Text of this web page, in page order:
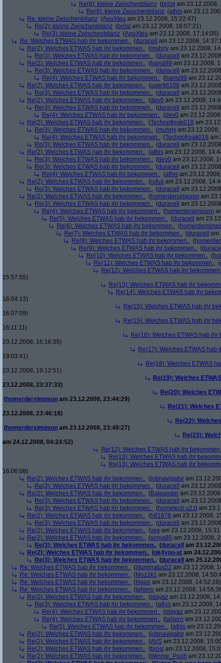
Re(8): kleine Zwischenbilanz (brösl am 23.12.2008,
Re(9): kleine Zwischenbilanz (athis am
Re: kleine Zwischenbilanz (ApuXteu am 23.12.2008, 15:22:47)
Re(2): kleine Zwischenbilanz (brösl am 23.12.2008, 16:07:21)
Re(3): kleine Zwischenbilanz (ApuXteu am 23.12.2008, 17:14:05)
Re: Welches ETWAS hab ihr bekommen.. (duracell
am 23.12.2008,
Re(2): Welches ETWAS hab ihr bekommen.. (muhrly am 23.12.2008,
Re(3): Welches ETWAS hab ihr bekommen.. (duracell
am
Re(2): Welches ETWAS hab ihr bekommen.. (hansi99 am 23.12.2008,
Re(3): Welches ETWAS hab ihr bekommen.. (duracell
am
Re(4): Welches ETWAS hab ihr bekommen.. (hansi99 am
Re(2): Welches ETWAS hab ihr bekommen.. (user96106 am
Re(3): Welches ETWAS hab ihr bekommen.. (duracell
am
Re(2): Welches ETWAS hab ihr bekommen.. (dev0 am 23.12.2008,
Re(3): Welches ETWAS hab ihr bekommen.. (duracell
am
Re(4): Welches ETWAS hab ihr bekommen.. (dev0 am
Re(2): Welches ETWAS hab ihr bekommen.. (Technofreak018 am
Re(3): Welches ETWAS hab ihr bekommen.. (muhrly am
Re(4): Welches ETWAS hab ihr bekommen.. (Technofreak018 am
Re(3): Welches ETWAS hab ihr bekommen.. (duracell
am
Re(2): Welches ETWAS hab ihr bekommen.. (athis am 23.12.2008,
Re(3): Welches ETWAS hab ihr bekommen.. (dev0 am 23.12.2008,
Re(3): Welches ETWAS hab ihr bekommen.. (duracell
am
Re(4): Welches ETWAS hab ihr bekommen.. (athis am
Re(2): Welches ETWAS hab ihr bekommen.. (rufus am 23.12.2008,
Re(3): Welches ETWAS hab ihr bekommen.. (duracell
am
Re(2): Welches ETWAS hab ihr bekommen.. (homerdersimpson am
Re(3): Welches ETWAS hab ihr bekommen.. (duracell
am
Re(4): Welches ETWAS hab ihr bekommen.. (homerdersimpson
Re(5): Welches ETWAS hab ihr bekommen.. (duracell
am
Re(6): Welches ETWAS hab ihr bekommen.. (
Re(7): Welches ETWAS hab ihr bekommen.. (duracell
am
Re(8): Welches ETWAS hab ihr bekommen.. (
Re(9): Welches ETWAS hab ihr bekommen.. (
Re(10): Welches ETWAS hab ihr bekommen.. (
Re(11): Welches ETWAS hab ihr bekommen.. (
Re(12): Welches ETWAS hab ihr
15:57:55)
Re(13): Welches ETWAS hab ihr
Re(14): Welches ETWAS hab ihr
16:04:13)
Re(15): Welches ETWAS hab ihr
16:07:09)
Re(15): Welches ETWAS hab ihr
16:11:11)
Re(16): Welches ETWAS hab ihr
23.12.2008, 16:16:35)
Re(17): Welches ETWAS hab
19:03:41)
Re(18): Welches ETWAS
23.12.2008, 19:12:51)
Re(19): Welches
23.12.2008, 23:37:33)
Re(20): Welches
(homerdersimpson am 23.12.2008, 23:44:29)
Re(21): Welches
23.12.2008, 23:46:18)
Re(22):
(homerdersimpson am 23.12.2008, 23:48:27)
Re(23):
am 24.12.2008, 04:24:52)
Re(12): Welches ETWAS hab ihr
Re(13): Welches ETWAS hab ihr
Re(13): Welches ETWAS hab ihr
16:06:08)
Re(2): Welches ETWAS hab ihr bekommen.. (jobnavigator am
Re(3): Welches ETWAS hab ihr bekommen.. (duracell
am
Re(2): Welches ETWAS hab ihr bekommen.. (Baleander am
Re(3): Welches ETWAS hab ihr bekommen.. (duracell
am
Re(3): Welches ETWAS hab ihr bekommen.. (hometech.v2.0 am
Re(2): Welches ETWAS hab ihr bekommen.. (h81976 am 23.12.2008,
Re(3): Welches ETWAS hab ihr bekommen.. (duracell
am
Re(2): Welches ETWAS hab ihr bekommen.. (vex am 23.12.2008,
Re(2): Welches ETWAS hab ihr bekommen.. (sonja85 am 23.12.2008,
Re(3): Welches ETWAS hab ihr bekommen.. (duracell
am
Re(2): Welches ETWAS hab ihr bekommen.. (ok4you-at am
Re(3): Welches ETWAS hab ihr bekommen.. (duracell
am
Re: Welches ETWAS hab ihr bekommen.. (illuminatus52 am 23.12.2008,
Re: Welches ETWAS hab ihr bekommen.. (Moz2k1 am 23.12.2008,
Re: Welches ETWAS hab ihr bekommen.. (Hapo am 23.12.2008, 14:52:28)
Re: Welches ETWAS hab ihr bekommen.. (taNero am 23.12.2008,
Re(2): Welches ETWAS hab ihr bekommen.. (playaz am 23.12.2008,
Re(3): Welches ETWAS hab ihr bekommen.. (athis am 23.12.2008,
Re(4): Welches ETWAS hab ihr bekommen.. (playaz am
Re(4): Welches ETWAS hab ihr bekommen.. (taNero am
Re(5): Welches ETWAS hab ihr bekommen.. (athis am
Re(2): Welches ETWAS hab ihr bekommen.. (jobnavigator am
Re(2): Welches ETWAS hab ihr bekommen.. (AVS am 23.12.2008,
Re(2): Welches ETWAS hab ihr bekommen.. (brösl am 23.12.2008,
Re(2): Welches ETWAS hab ihr bekommen.. (Winnie_Pooh am